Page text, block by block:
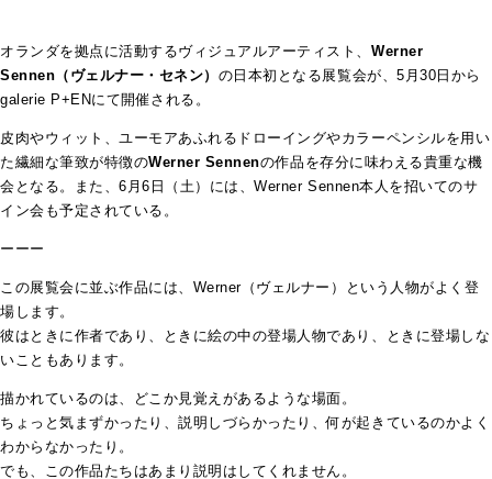
オランダを拠点に活動するヴィジュアルアーティスト、 Werner
Sennen（ヴェルナー・セネン） の日本初となる展覧会が、5月30日から
galerie P+ENにて開催される。
皮肉やウィット、ユーモアあふれるドローイングやカラーペンシルを用い
た繊細な筆致が特徴のWerner Sennenの作品を存分に味わえる貴重な機
会となる。また、6月6日（土）には、Werner Sennen本人を招いてのサ
イン会も予定されている。
ーーー
この展覧会に並ぶ作品には、Werner（ヴェルナー）という人物がよく登
場します。
彼はときに作者であり、ときに絵の中の登場人物であり、ときに登場しな
いこともあります。
描かれているのは、どこか見覚えがあるような場面。
ちょっと気まずかったり、説明しづらかったり、何が起きているのかよく
わからなかったり。
でも、この作品たちはあまり説明はしてくれません。